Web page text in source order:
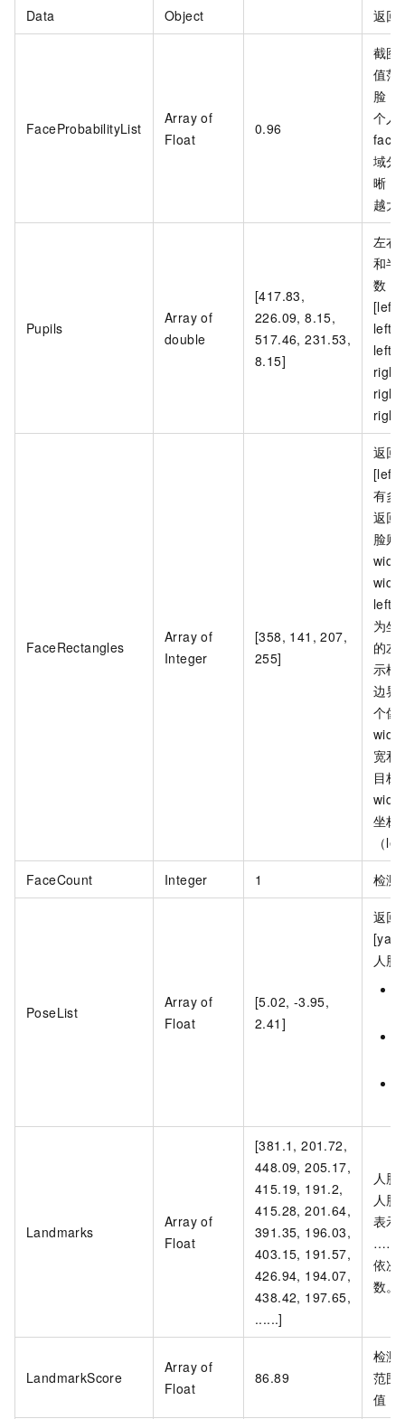
Data Object 返回
FaceProbabilityList
Array of
Float
0.96
截图
值范
脸，
个人
域分
晰，
越大
Pupils
Array of
double
[417.83,
226.09, 8.15,
517.46, 231.53,
8.15]
左右
和半
数，
FaceRectangles
Array of
Integer
[358, 141, 207,
255]
返回
[left,
有多
返回
脸则
left-
为坐
的左
示框
边界
个像
宽和
目标
坐标
（
FaceCount Integer 1 检测
PoseList
Array of
Float
[5.02, -3.95,
2.41]
返回
人脸
Landmarks
Array of
Float
[381.1, 201.72,
448.09, 205.17,
415.19, 191.2,
415.28, 201.64,
391.35, 196.03,
403.15, 191.57,
426.94, 194.07,
438.42, 197.65,
......]
人
人
表示
……
依次
数。
LandmarkScore
Array of
Float
86.89
检测
范围
值，